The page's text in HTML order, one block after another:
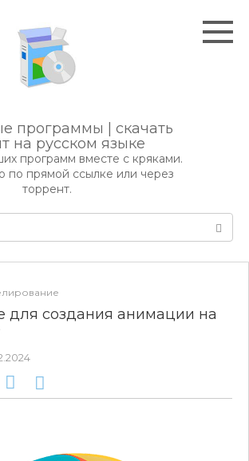
программы | скачать
на русском языке
программ вместе с кряками.
по прямой ссылке или через
торрент.
для создания анимации на